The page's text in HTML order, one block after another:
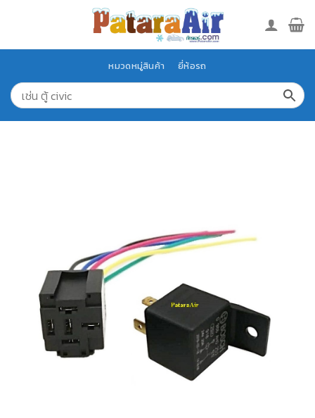
หมวดหมู่สินค้า ยี่ห้อรถ